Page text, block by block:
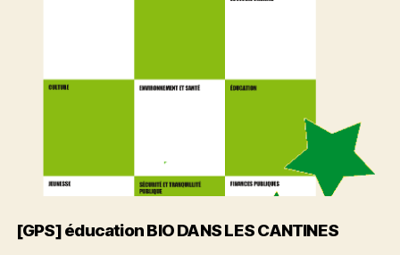
[GPS] éducation BIO DANS LES CANTINES